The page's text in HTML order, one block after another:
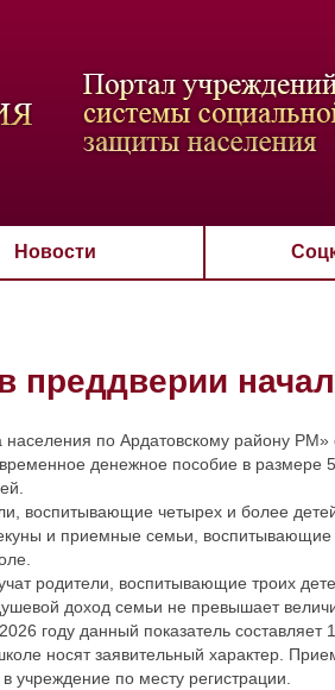
Скрыть Ч/б
Новости
по Ардатовскому району РМ»
денежное пособие в размере
воспитывающие четырех и более
и приемные семьи,
родители, воспитывающие троих
доход семьи не превышает
году данный показатель составляет
носят заявительный характер.
учреждение по месту регистрации.